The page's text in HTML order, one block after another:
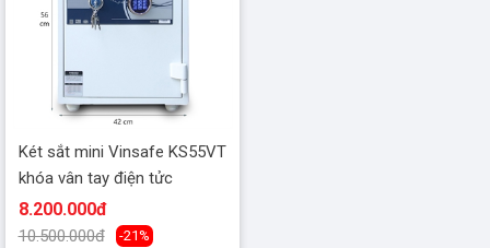
Két sắt mini Vinsafe KS55VT
khóa vân tay điện tửc
8.200.000đ
10.500.000đ -21%